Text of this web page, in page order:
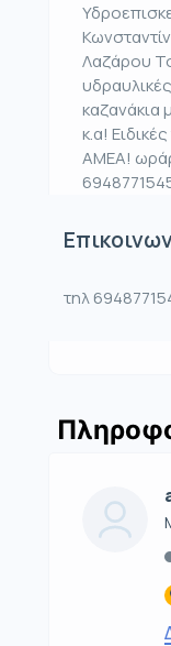
Λαζάρου
καζανάκια
κ.α!
ΑΜΕΑ!
τηλ